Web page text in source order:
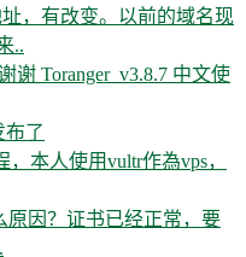
址，有改变。以前的域名现
..
谢 Toranger_v3.8.7 中文使
布了
本人使用vultr作為vps，
原因？证书已经正常，要